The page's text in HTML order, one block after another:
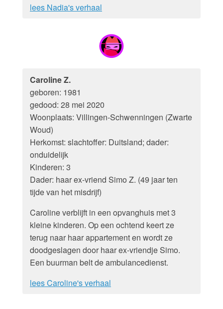
lees Nadia's verhaal
Caroline Z.
geboren: 1981
gedood: 28 mei 2020
Woonplaats: Villingen-Schwenningen (Zwarte
Woud)
Herkomst: slachtoffer: Duitsland; dader:
onduidelijk
Kinderen: 3
Dader: haar ex-vriend Simo Z. (49 jaar ten
tijde van het misdrijf)
Caroline verblijft in een opvanghuis met 3
kleine kinderen. Op een ochtend keert ze
terug naar haar appartement en wordt ze
doodgeslagen door haar ex-vriendje Simo.
Een buurman belt de ambulancedienst.
lees Caroline's verhaal